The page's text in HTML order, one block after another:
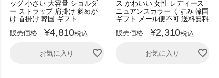
ッグ 小さい 大容量 ショルダ
ー ストラップ 肩掛け 斜めが
け 首掛け 韓国 ギフト
販売価格
¥4,810税込
お気に入り
ス かわいい 女性 レディース
ニュアンスカラー くすみ 韓国
ギフト メール便不可 送料無料
販売価格
¥2,310税込
お気に入り